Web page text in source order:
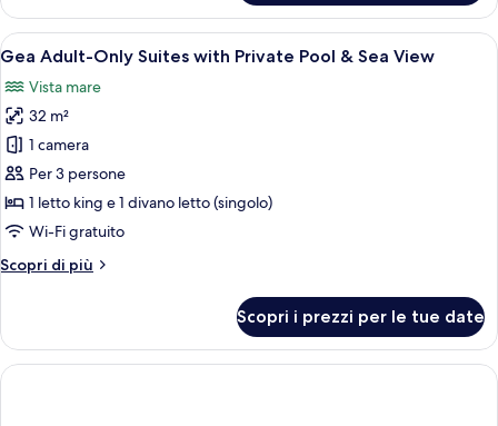
familiare,
vista
montagna
Apri
tutte
le
foto
per
Gea
Adult-
Only
with
&
Sea
Gea Adult-Only Suites with Private
11
Gea Adult-Only Suites with Private Pool & Sea View
Vista mare
32 m²
1 camera
Per 3 persone
1 letto king e 1 divano letto (singolo)
Wi-Fi gratuito
Scopri di più
Altri
Adult-
Only
Suites
Scopri i prezzi per le tue date